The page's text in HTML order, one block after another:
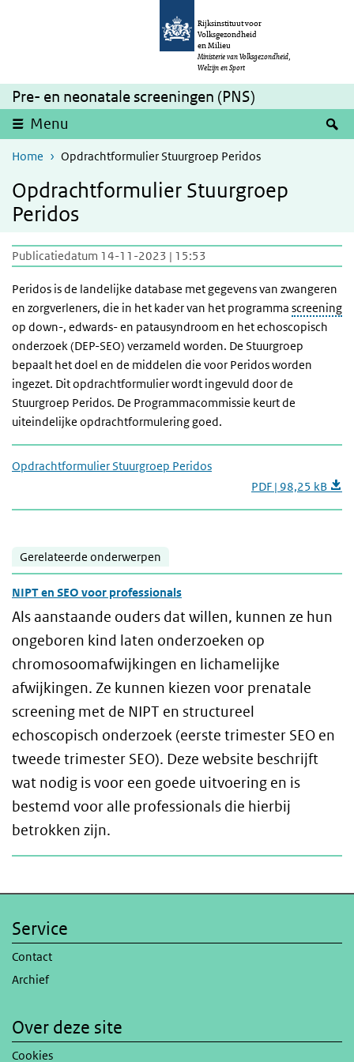
Overslaan en naar de inhoud gaan
Rijksinstituut voor
Volksgezondheid
en Milieu
Ministerie van Volksgezondheid,
Welzijn en Sport
Pre- en neonatale screeningen (PNS)
Menu
Home Opdrachtformulier Stuurgroep Peridos
Opdrachtformulier Stuurgroep
Peridos
Publicatiedatum 14-11-2023 | 15:53
Peridos is de landelijke database met gegevens van zwangeren
en zorgverleners, die in het kader van het programma screening
op down-, edwards- en patausyndroom en het echoscopisch
onderzoek (DEP-SEO) verzameld worden. De Stuurgroep
bepaalt het doel en de middelen die voor Peridos worden
ingezet. Dit opdrachtformulier wordt ingevuld door de
Stuurgroep Peridos. De Programmacommissie keurt de
uiteindelijke opdrachtformulering goed.
Opdrachtformulier Stuurgroep Peridos
PDF | 98,25 kB
Gerelateerde onderwerpen
NIPT en SEO voor professionals
Als aanstaande ouders dat willen, kunnen ze hun
ongeboren kind laten onderzoeken op
chromosoomafwijkingen en lichamelijke
afwijkingen. Ze kunnen kiezen voor prenatale
screening met de NIPT en structureel
echoscopisch onderzoek (eerste trimester SEO en
tweede trimester SEO). Deze website beschrijft
wat nodig is voor een goede uitvoering en is
bestemd voor alle professionals die hierbij
betrokken zijn.
Service
Contact
Archief
Over deze site
Cookies